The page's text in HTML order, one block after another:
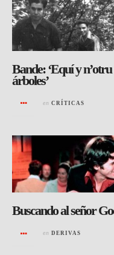
Bande: ‘Equí y n’otru
árboles’
en CRÍTICAS
Buscando al señor
en DERIVAS